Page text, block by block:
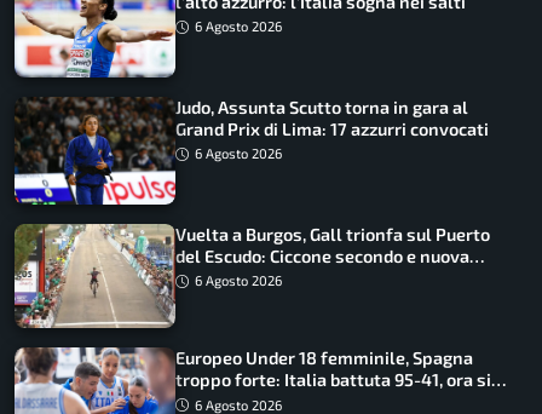
6 Agosto 2026
Judo, Assunta Scutto torna in gara al
Grand Prix di Lima: 17 azzurri convocati
6 Agosto 2026
Vuelta a Burgos, Gall trionfa sul Puerto
del Escudo: Ciccone secondo e nuova
maglia di leader
6 Agosto 2026
Europeo Under 18 femminile, Spagna
troppo forte: Italia battuta 95-41, ora si
gioca il Mondiale
6 Agosto 2026